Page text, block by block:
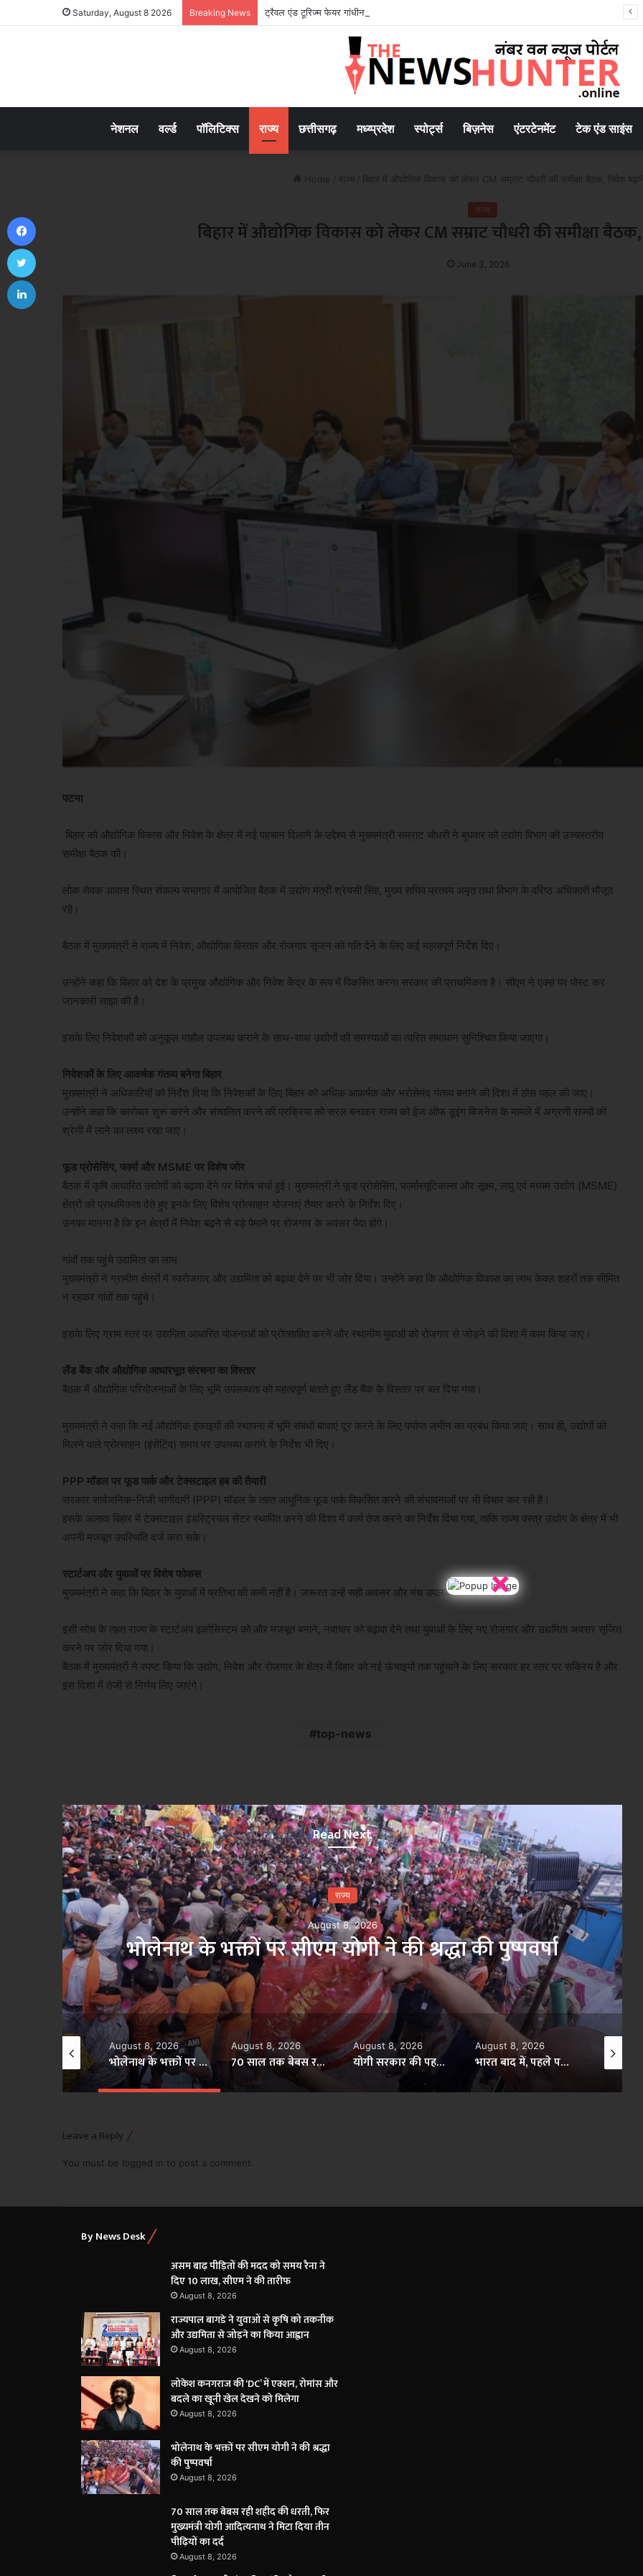
Saturday, August 8 2026 Breaking News ट्रैवल एंड टूरिज्म फेयर गांधीनगर में छत्तीसगढ़ टूरिज्म बोर्ड की प्रभावी सहभागिता..
नेशनल वर्ल्ड पॉलिटिक्स राज्य छत्तीसगढ़ मध्य्प्रदेश स्पोर्ट्स बिज़नेस एंटरटेनमेंट टेक एंड साइंस
Home / राज्य / बिहार में औद्योगिक विकास को लेकर CM सम्राट चौधरी की समीक्षा बैठक, निवेश
राज्य
बिहार में औद्योगिक विकास को लेकर CM सम्राट चौधरी की समीक्षा
June 3, 2026
पटना
बिहार को औद्योगिक विकास और निवेश के क्षेत्र में नई पहचान दिलाने के उद्देश्य से मुख्यमंत्री सम्राट चौधरी ने बुधवार को उद्योग विभाग की उच्चस्तरीय
समीक्षा बैठक की।
लोक सेवक आवास स्थित संकल्प सभागार में आयोजित बैठक में उद्योग मंत्री श्रेयसी सिंह, मुख्य सचिव प्रत्‍यय अमृत तथा विभाग के वरिष्ठ अधिकारी मौजूद
रहे।
बैठक में मुख्यमंत्री ने राज्य में निवेश, औद्योगिक विस्तार और रोजगार सृजन को गति देने के लिए कई महत्वपूर्ण निर्देश दिए।
उन्होंने कहा कि बिहार को देश के प्रमुख औद्योगिक और निवेश केंद्र के रूप में विकसित करना सरकार की प्राथमिकता है। सीएम ने एक्‍स पर पोस्‍ट कर
जानकारी साझा की है।
इसके लिए निवेशकों को अनुकूल माहौल उपलब्ध कराने के साथ-साथ उद्योगों की समस्याओं का त्वरित समाधान सुनिश्चित किया जाएगा।
निवेशकों के लिए आकर्षक गंतव्य बनेगा बिहार
मुख्यमंत्री ने अधिकारियों को निर्देश दिया कि निवेशकों के लिए बिहार को अधिक आकर्षक और भरोसेमंद गंतव्य बनाने की दिशा में ठोस पहल की जाए।
उन्होंने कहा कि कारोबार शुरू करने और संचालित करने की प्रक्रिया को सरल बनाकर राज्य को ईज ऑफ डूइंग बिजनेस के मामले में अग्रणी राज्यों की
श्रेणी में लाने का लक्ष्य रखा जाए।
फूड प्रोसेसिंग, फार्मा और MSME पर विशेष जोर
बैठक में कृषि आधारित उद्योगों को बढ़ावा देने पर विशेष चर्चा हुई। मुख्यमंत्री ने फूड प्रोसेसिंग, फार्मास्यूटिकल्स और सूक्ष्म, लघु एवं मध्यम उद्योग (MSME)
क्षेत्रों को प्राथमिकता देते हुए इनके लिए विशेष प्रोत्साहन योजनाएं तैयार करने के निर्देश दिए।
उनका मानना है कि इन क्षेत्रों में निवेश बढ़ने से बड़े पैमाने पर रोजगार के अवसर पैदा होंगे।
गांवों तक पहुंचे उद्यमिता का लाभ
मुख्यमंत्री ने ग्रामीण क्षेत्रों में स्वरोजगार और उद्यमिता को बढ़ावा देने पर भी जोर दिया। उन्होंने कहा कि औद्योगिक विकास का लाभ केवल शहरों तक सीमित
न रहकर गांवों तक पहुंचे।
इसके लिए ग्राम स्तर पर उद्यमिता आधारित योजनाओं को प्रोत्साहित करने और स्थानीय युवाओं को रोजगार से जोड़ने की दिशा में काम किया जाए।
लैंड बैंक और औद्योगिक आधारभूत संरचना का विस्तार
बैठक में औद्योगिक परियोजनाओं के लिए भूमि उपलब्धता को महत्वपूर्ण बताते हुए लैंड बैंक के विस्तार पर बल दिया गया।
मुख्यमंत्री ने कहा कि नई औद्योगिक इकाइयों की स्थापना में भूमि संबंधी बाधाएं दूर करने के लिए पर्याप्त जमीन का प्रबंध किया जाए। साथ ही, उद्योगों को
मिलने वाले प्रोत्साहन (इंसेंटिव) समय पर उपलब्ध कराने के निर्देश भी दिए।
PPP मॉडल पर फूड पार्क और टेक्सटाइल हब की तैयारी
सरकार सार्वजनिक-निजी भागीदारी (PPP) मॉडल के तहत आधुनिक फूड पार्क विकसित करने की संभावनाओं पर भी विचार कर रही है।
इसके अलावा बिहार में टेक्सटाइल इंडस्ट्रियल सेंटर स्थापित करने की दिशा में कार्य तेज करने का निर्देश दिया गया, ताकि राज्य वस्त्र उद्योग के क्षेत्र में भी
अपनी मजबूत उपस्थिति दर्ज करा सके।
स्टार्टअप और युवाओं पर विशेष फोकस
मुख्यमंत्री ने कहा कि बिहार के युवाओं में प्रतिभा की कमी नहीं है। जरूरत उन्हें सही अवसर और मंच उपलब्ध कराने की है।
इसी सोच के तहत राज्य के स्टार्टअप इकोसिस्टम को और मजबूत बनाने, नवाचार को बढ़ावा देने तथा युवाओं के लिए नए रोजगार और उद्यमिता अवसर सृजित
करने पर जोर दिया गया।
बैठक में मुख्यमंत्री ने स्पष्ट किया कि उद्योग, निवेश और रोजगार के क्षेत्र में बिहार को नई ऊंचाइयों तक पहुंचाने के लिए सरकार हर स्तर पर सक्रिय है और
इस दिशा में तेजी से निर्णय लिए जाएंगे।
top-news
Read Next
राज्य
August 8, 2026
70 साल तक बेबस रही शहीद की धरती, फिर मुख्यमंत्री योगी
आदित्यनाथ ने मिटा दिया तीन पीढ़ियों का दर्द
भोलेनाथ के भक्तों पर सीएम योगी ने की श्रद्धा की पुष्पवर्षा
August 8, 2026
70 साल तक बेबस रही शहीद की धरती, फिर मुख्यमंत्री योगी आदित्यनाथ ने मिटा दिया तीन पीढ़ियों का दर्द
August 8, 2026
योगी सरकार की पहलः आईएएस-आईपीएस और आईएफएस अधिकारी हर माह विद्यार्थियों से करेंगे संवाद
August 8, 2026 August 8, 2026
Leave a Reply
You must be logged in to post a comment.
×
By News Desk
असम बाढ़ पीड़ितों की मदद को समय रैना ने
दिए 10 लाख, सीएम ने की तारीफ
August 8, 2026
राज्यपाल बागडे ने युवाओं से कृषि को तकनीक
और उद्यमिता से जोड़ने का किया आह्वान
August 8, 2026
लोकेश कनगराज की ‘DC’ में एक्शन, रोमांस और
बदले का खूनी खेल देखने को मिलेगा
August 8, 2026
भोलेनाथ के भक्तों पर सीएम योगी ने की श्रद्धा
की पुष्पवर्षा
August 8, 2026
70 साल तक बेबस रही शहीद की धरती, फिर
मुख्यमंत्री योगी आदित्यनाथ ने मिटा दिया तीन
पीढ़ियों का दर्द
August 8, 2026